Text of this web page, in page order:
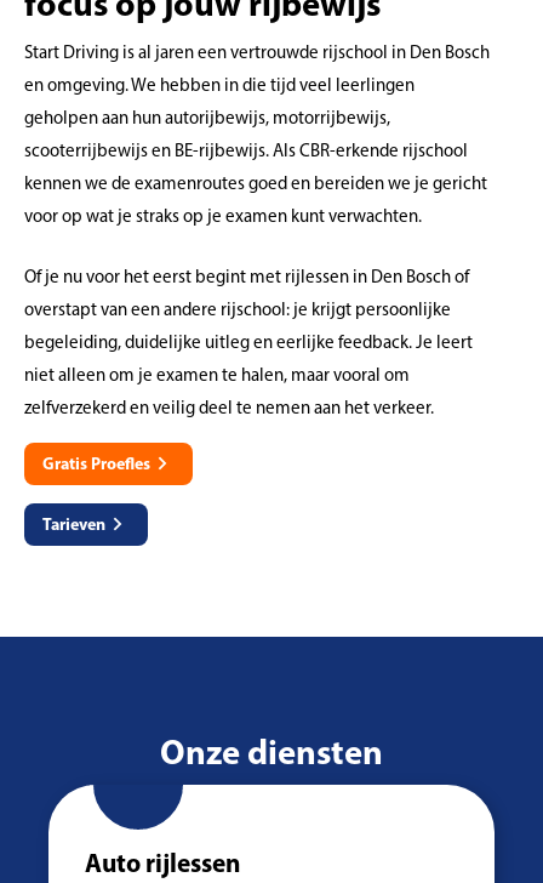
Start Driving is al jaren een vertrouwde rijschool in Den Bosch
en omgeving. We hebben in die tijd veel leerlingen
geholpen aan hun autorijbewijs, motorrijbewijs,
scooterrijbewijs en BE-rijbewijs. Als CBR-erkende rijschool
kennen we de examenroutes goed en bereiden we je gericht
voor op wat je straks op je examen kunt verwachten.
Of je nu voor het eerst begint met rijlessen in Den Bosch of
overstapt van een andere rijschool: je krijgt persoonlijke
begeleiding, duidelijke uitleg en eerlijke feedback. Je leert
niet alleen om je examen te halen, maar vooral om
zelfverzekerd en veilig deel te nemen aan het verkeer.
Gratis Proefles
Tarieven
Onze diensten
Auto rijlessen